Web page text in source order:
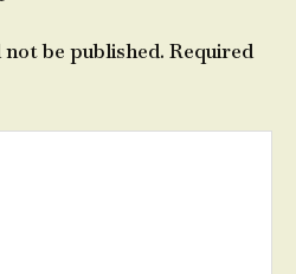
be published. Required